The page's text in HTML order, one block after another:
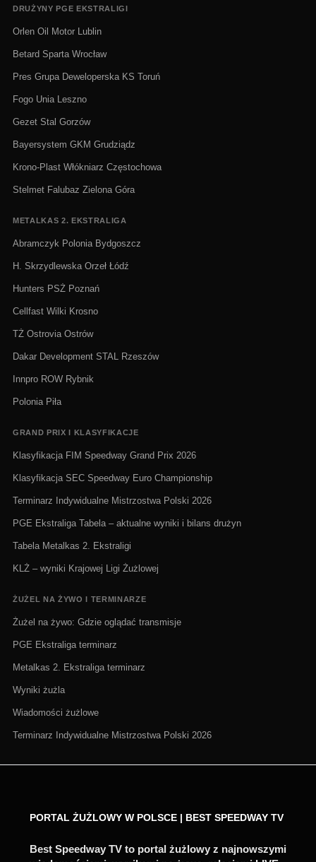
DRUŻYNY PGE EKSTRALIGI
Orlen Oil Motor Lublin
Betard Sparta Wrocław
Pres Grupa Deweloperska KS Toruń
Fogo Unia Leszno
Gezet Stal Gorzów
Bayersystem GKM Grudziądz
Krono-Plast Włókniarz Częstochowa
Stelmet Falubaz Zielona Góra
METALKAS 2. EKSTRALIGA
Abramczyk Polonia Bydgoszcz
H. Skrzydlewska Orzeł Łódź
Hunters PSŻ Poznań
Cellfast Wilki Krosno
TŻ Ostrovia Ostrów
Dakar Development STAL Rzeszów
Innpro ROW Rybnik
Polonia Piła
GRAND PRIX I KLASYFIKACJE
Klasyfikacja FIM Speedway Grand Prix 2026
Klasyfikacja SEC Speedway Euro Championship
Terminarz Indywidualne Mistrzostwa Polski 2026
PGE Ekstraliga Tabela – aktualne wyniki i bilans drużyn
Tabela Metalkas 2. Ekstraligi
KLŻ – wyniki Krajowej Ligi Żużlowej
ŻUŻEL NA ŻYWO I TERMINARZE
Żużel na żywo: Gdzie oglądać transmisje
PGE Ekstraliga terminarz
Metalkas 2. Ekstraliga terminarz
Wyniki żużla
Wiadomości żużlowe
Terminarz Indywidualne Mistrzostwa Polski 2026
PORTAL ŻUŻLOWY W POLSCE | BEST SPEEDWAY TV
Best Speedway TV to portal żużlowy z najnowszymi